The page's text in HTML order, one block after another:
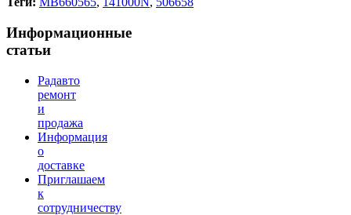
Информационные
статьи
Радавто
ремонт
и
продажа
Информация
о
доставке
Приглашаем
к
сотрудничеству